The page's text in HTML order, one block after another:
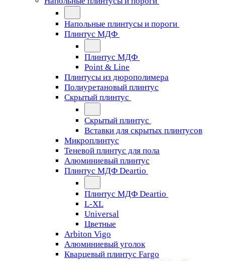
Напольные плинтусы и пороги
Плинтус МДФ
Плинтус МДФ
Point & Line
Плинтусы из дюрополимера
Полиуретановый плинтус
Скрытый плинтус
Скрытый плинтус
Вставки для скрытых плинтусов
Микроплинтус
Теневой плинтус для пола
Алюминиевый плинтус
Плинтус МДФ Deartio
Плинтус МДФ Deartio
L-XL
Universal
Цветные
Arbiton Vigo
Алюминиевый уголок
Кварцевый плинтус Fargo